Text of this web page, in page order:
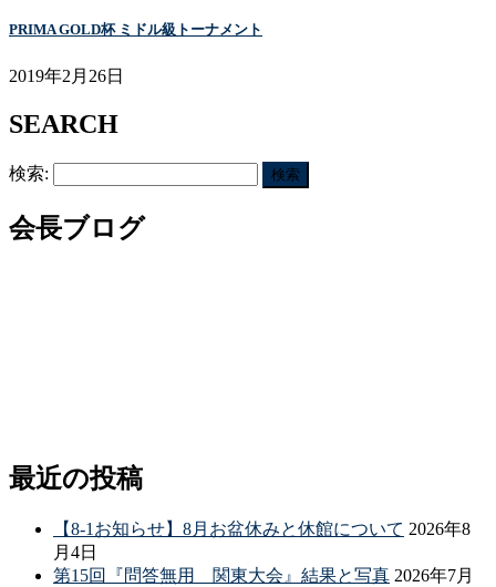
PRIMA GOLD杯 ミドル級トーナメント
2019年2月26日
SEARCH
検索:
会長ブログ
最近の投稿
【8-1お知らせ】8月お盆休みと休館について 2026年8
月4日
第15回『問答無用 関東大会』結果と写真 2026年7月